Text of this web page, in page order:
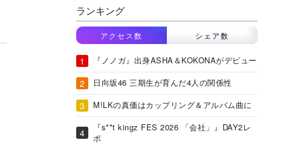
ランキング
アクセス数 シェア数
『ノノガ』出身ASHA＆KOKONAがデビュー
日向坂46 三期生が育んだ4人の関係性
M!LKの真価はカップリング＆アルバム曲に
『s**t kingz FES 2026 「会社」』DAY2レ
ポ